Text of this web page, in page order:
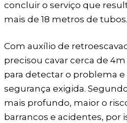
concluir o serviço que
mais de 18 metros de tubos.
Com auxílio de
precisou cavar cerca de
para detectar o problema
segurança exigida.
mais profundo, maior o
barrancos e acidentes, por